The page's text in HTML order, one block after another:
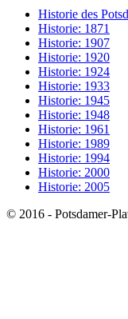
Historie des
Historie: 1871
Historie: 1907
Historie: 1920
Historie: 1924
Historie: 1933
Historie: 1945
Historie: 1948
Historie: 1961
Historie: 1989
Historie: 1994
Historie: 2000
Historie: 2005
© 2016 - Potsdamer-